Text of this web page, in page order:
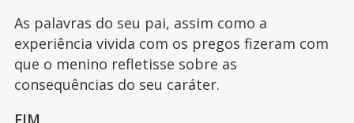
As palavras do seu pai, assim como a
experiência vivida com os pregos fizeram com
que o menino refletisse sobre as
consequências do seu caráter.